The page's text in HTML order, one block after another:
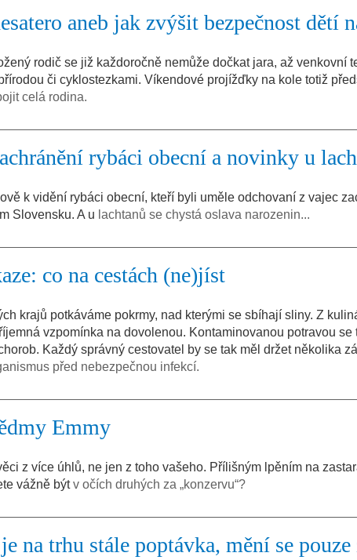
aneb jak zvýšit bezpečnost dětí
rodič se již každoročně nemůže dočkat jara, až venkovní
či cyklostezkami. Víkendové projížďky na kole totiž
celá rodina.
rybáci obecní a novinky u
k vidění rybáci obecní, kteří byli uměle odchovaní z vajec
Slovensku. A u lachtanů se chystá oslava narozenin...
co na cestách (ne)jíst
krajů potkáváme pokrmy, nad kterými se sbíhají sliny. Z
vzpomínka na dovolenou. Kontaminovanou potravou se
Každý správný cestovatel by se tak měl držet několika
před nebezpečnou infekcí.
Emmy
z více úhlů, ne jen z toho vašeho. Přílišným lpěním na
vážně býtv očích druhých za „konzervu“?
na trhu stále poptávka, mění se